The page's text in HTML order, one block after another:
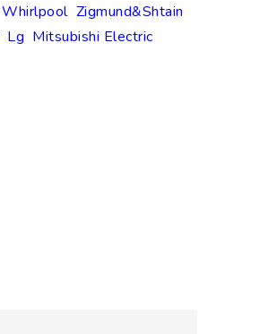
Whirlpool Zigmund&Shtain
Lg Mitsubishi Electric